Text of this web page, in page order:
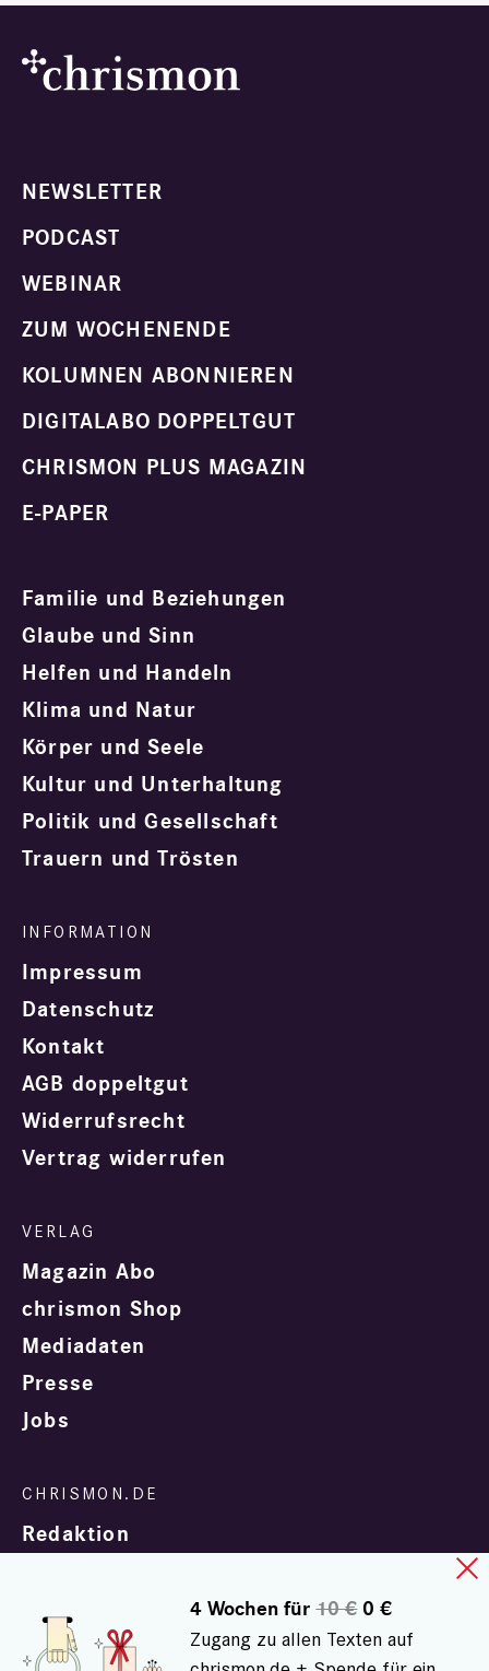
NEWSLETTER
PODCAST
WEBINAR
ZUM WOCHENENDE
KOLUMNEN ABONNIEREN
DIGITALABO DOPPELTGUT
CHRISMON PLUS MAGAZIN
E-PAPER
Familie und Beziehungen
Glaube und Sinn
Helfen und Handeln
Klima und Natur
Körper und Seele
Kultur und Unterhaltung
Politik und Gesellschaft
Trauern und Trösten
Impressum
Datenschutz
Kontakt
AGB doppeltgut
Widerrufsrecht
Vertrag widerrufen
Magazin Abo
chrismon Shop
Mediadaten
Presse
Jobs
Redaktion
4 Wochen für10 €0 €
Zugang zu allen Texten auf